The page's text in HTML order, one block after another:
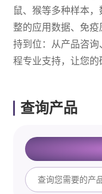
鼠、猴等多种样本
整的应用数据、免
持到位：从产品咨
程专业支持，让您的
查询产品